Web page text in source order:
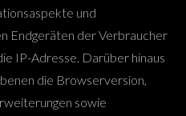
und
Endgeräten der Verbraucher
IP-Adresse. Darüber hinaus
die Browserversion,
sowie